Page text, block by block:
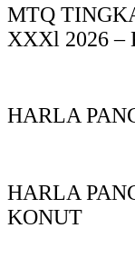
MTQ
XXXl 2026 –
HARLA
HARLA
KONUT